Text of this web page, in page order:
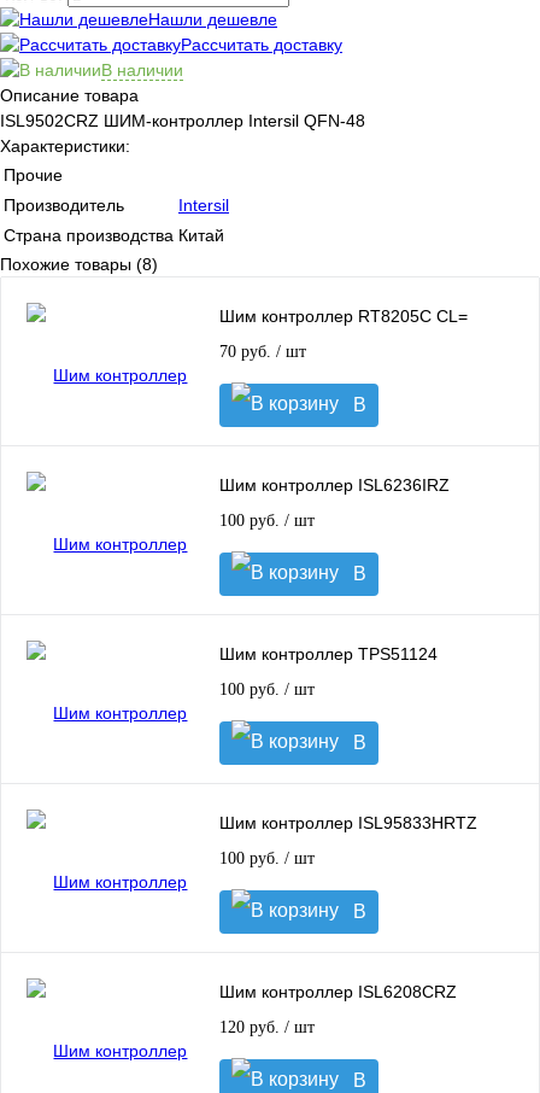
Нашли дешевле
Рассчитать доставку
В наличии
Описание товара
ISL9502CRZ ШИМ-контроллер Intersil QFN-48
Характеристики:
Прочие
Производитель
Intersil
Страна производства Китай
Похожие товары (8)
Шим контроллер RT8205C CL=
70 руб. / шт
В
корзину
Шим контроллер ISL6236IRZ
100 руб. / шт
В
корзину
Шим контроллер TPS51124
100 руб. / шт
В
корзину
Шим контроллер ISL95833HRTZ
100 руб. / шт
В
корзину
Шим контроллер ISL6208CRZ
120 руб. / шт
В